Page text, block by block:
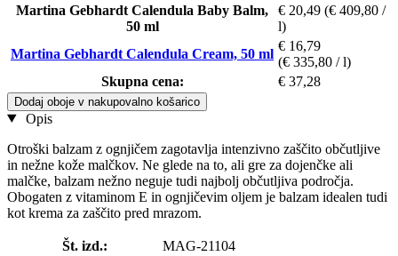
Martina Gebhardt Calendula Baby Balm,
50 ml
€ 20,49 (€ 409,80 /
l)
Martina Gebhardt Calendula Cream, 50 ml
€ 16,79
(€ 335,80 / l)
Skupna cena:
€ 37,28
Dodaj oboje v nakupovalno košarico
Opis
Otroški balzam z ognjičem zagotavlja intenzivno zaščito občutljive
in nežne kože malčkov. Ne glede na to, ali gre za dojenčke ali
malčke, balzam nežno neguje tudi najbolj občutljiva področja.
Obogaten z vitaminom E in ognjičevim oljem je balzam idealen tudi
kot krema za zaščito pred mrazom.
Št. izd.:
MAG-21104